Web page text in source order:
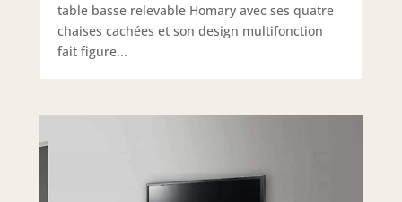
table basse relevable Homary avec ses quatre
chaises cachées et son design multifonction
fait figure...